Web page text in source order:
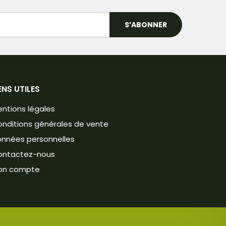
UTILES
légales
générales de vente
personnelles
nous
compte